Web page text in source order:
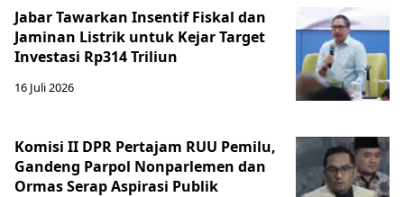
Jabar Tawarkan Insentif Fiskal dan
Jaminan Listrik untuk Kejar Target
Investasi Rp314 Triliun
16 Juli 2026
Komisi II DPR Pertajam RUU Pemilu,
Gandeng Parpol Nonparlemen dan
Ormas Serap Aspirasi Publik